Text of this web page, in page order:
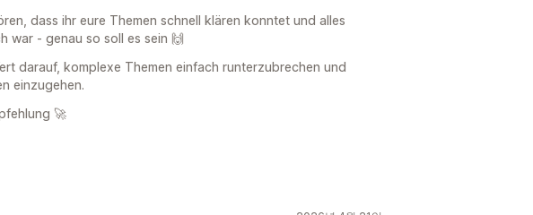
dass ihr eure Themen schnell klären konntet und alles
war - genau so soll es sein 🙌
darauf, komplexe Themen einfach runterzubrechen und
einzugehen.
🚀